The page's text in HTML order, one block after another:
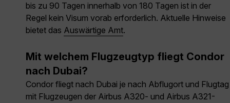
bis zu 90 Tagen innerhalb von 180 Tagen ist in der
Regel kein Visum vorab erforderlich. Aktuelle Hinweise
bietet das Auswärtige Amt.
Mit welchem Flugzeugtyp fliegt Condor
nach Dubai?
Condor fliegt nach Dubai je nach Abflugort und Flugtag
mit Flugzeugen der Airbus A320- und Airbus A321-